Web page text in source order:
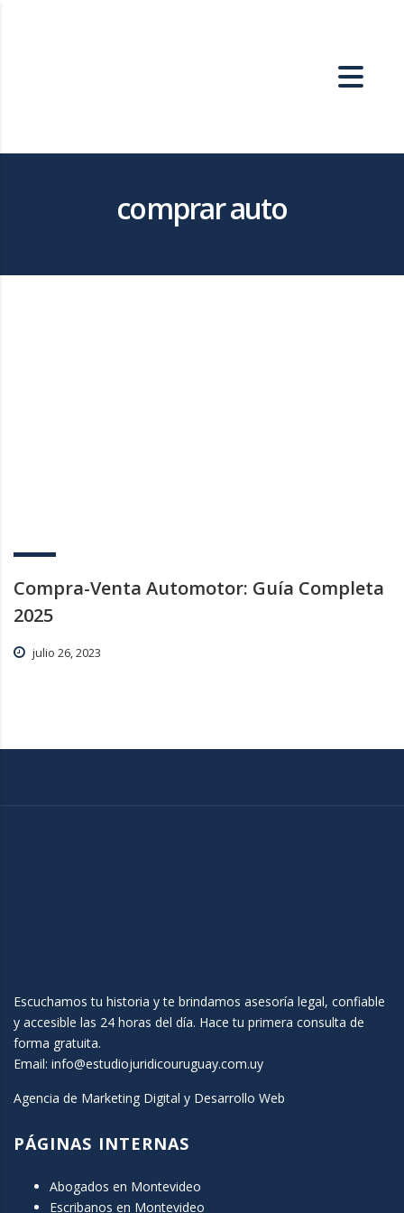
comprar auto
Compra-Venta Automotor: Guía Completa
2025
julio 26, 2023
Escuchamos tu historia y te brindamos asesoría legal, confiable
y accesible las 24 horas del día. Hace tu primera consulta de
forma gratuita.
Email: info@estudiojuridicouruguay.com.uy
Agencia de Marketing Digital y Desarrollo Web
PÁGINAS INTERNAS
Abogados en Montevideo
Escribanos en Montevideo